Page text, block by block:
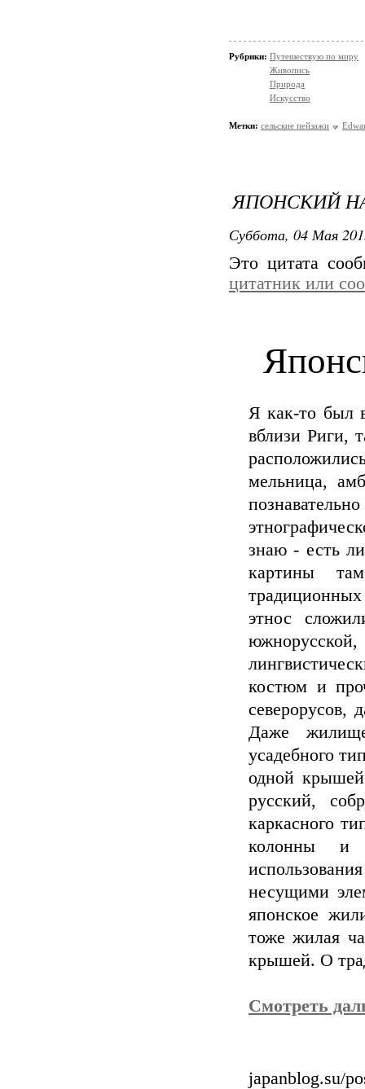
Рубрики: Путешествую по миру
Живопись
Природа
Искусство
Метки: сельские пейзажи
ЯПОНСКИЙ
Суббота, 04 Мая
Это цитата
цитатник или
Я как-то был
вблизи Риги,
мельница,
знаю - есть
картины
этнос
костюм и
северорусов,
Даже
усадебного
одной
русский,
каркасного
колонны и
несущими
японское
тоже жилая
крышей. О
Смотреть
japanblog.su/